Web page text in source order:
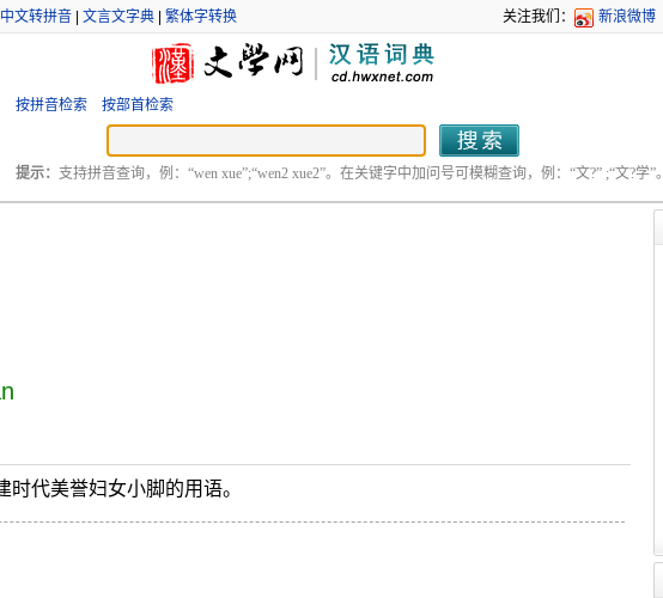
中文转拼音| 文言文字典| 繁体字转换 关注我们： 新浪微博
按拼音检索 按部首检索
提示： 支持拼音查询，例：“wen xue”;“wen2 xue2”。在关键字中加问号可模糊查询，例：“文?” ;“文?学”。
代美誉妇女小脚的用语。